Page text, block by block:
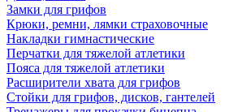
Замки для грифов
Крюки, ремни, лямки страховочные
Накладки гимнастические
Перчатки для тяжелой атлетики
Пояса для тяжелой атлетики
Расширители хвата для грифов
Стойки для грифов, дисков, гантелей